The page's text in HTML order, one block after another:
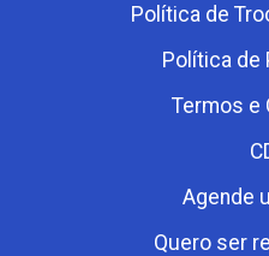
Política de
Política de
Termos e
Agende
Quero ser